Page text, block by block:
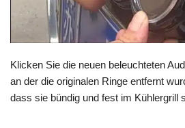
Klicken Sie die neuen beleuchteten
an der die originalen Ringe entfernt
dass sie bündig und fest im Kühlergrill